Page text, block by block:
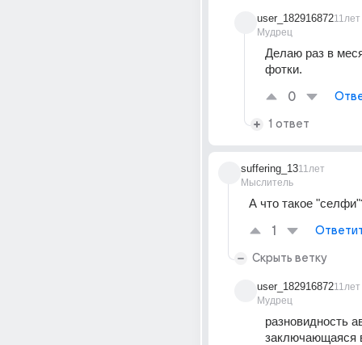
user_182916872
Мудрец
11лет
Делаю раз в
фотки.
0
1 ответ
suffering_13
Мыслитель
11лет
А что такое
1
Скрыть ветку
user_182916872
Мудрец
11лет
разновидность
заключающаяся